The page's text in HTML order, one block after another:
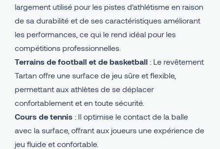
largement utilisé pour les pistes d'athlétisme en raison
de sa durabilité et de ses caractéristiques améliorant
les performances, ce qui le rend idéal pour les
compétitions professionnelles.
Terrains de football et de basketball : Le revêtement
Tartan offre une surface de jeu sûre et flexible,
permettant aux athlètes de se déplacer
confortablement et en toute sécurité.
Cours de tennis : Il optimise le contact de la balle
avec la surface, offrant aux joueurs une expérience de
jeu fluide et confortable.